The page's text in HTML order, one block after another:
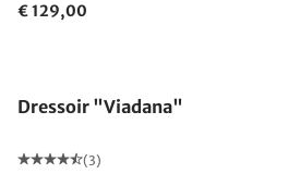
€ 129,00
Dressoir "Viadana"
(3)